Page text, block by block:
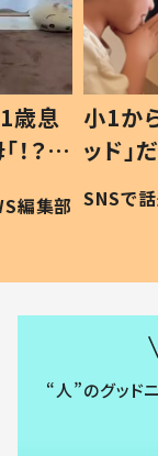
歳息
？」
編集部
小1か
ッド」
作り
#令和
SNSで
“人”のグッド